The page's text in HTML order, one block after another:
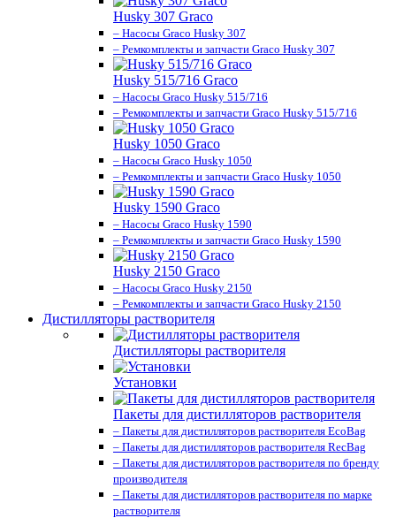
Husky 307 Graco
– Насосы Graco Husky 307
– Ремкомплекты и запчасти Graco Husky 307
Husky 515/716 Graco
– Насосы Graco Husky 515/716
– Ремкомплекты и запчасти Graco Husky 515/716
Husky 1050 Graco
– Насосы Graco Husky 1050
– Ремкомплекты и запчасти Graco Husky 1050
Husky 1590 Graco
– Насосы Graco Husky 1590
– Ремкомплекты и запчасти Graco Husky 1590
Husky 2150 Graco
– Насосы Graco Husky 2150
– Ремкомплекты и запчасти Graco Husky 2150
Дистилляторы растворителя
Дистилляторы растворителя
Установки
Пакеты для дистилляторов растворителя
– Пакеты для дистилляторов растворителя EcoBag
– Пакеты для дистилляторов растворителя RecBag
– Пакеты для дистилляторов растворителя по бренду
производителя
– Пакеты для дистилляторов растворителя по марке
растворителя